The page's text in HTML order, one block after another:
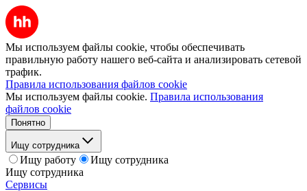
Мы используем файлы cookie, чтобы обеспечивать
правильную работу нашего веб-сайта и анализировать сетевой
трафик.
Правила использования файлов cookie
Мы используем файлы cookie. Правила использования
файлов cookie
Понятно
Ищу сотрудника
Ищу работу
Ищу сотрудника
Ищу сотрудника
Сервисы